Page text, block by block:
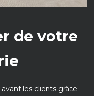
de votre
les clients grâce